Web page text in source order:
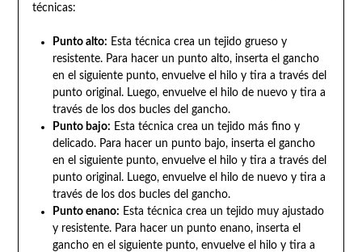
técnicas:
Punto alto: Esta técnica crea un tejido grueso y
resistente. Para hacer un punto alto, inserta el gancho
en el siguiente punto, envuelve el hilo y tira a través del
punto original. Luego, envuelve el hilo de nuevo y tira a
través de los dos bucles del gancho.
Punto bajo: Esta técnica crea un tejido más fino y
delicado. Para hacer un punto bajo, inserta el gancho
en el siguiente punto, envuelve el hilo y tira a través del
punto original. Luego, envuelve el hilo de nuevo y tira a
través de los dos bucles del gancho.
Punto enano: Esta técnica crea un tejido muy ajustado
y resistente. Para hacer un punto enano, inserta el
gancho en el siguiente punto, envuelve el hilo y tira a